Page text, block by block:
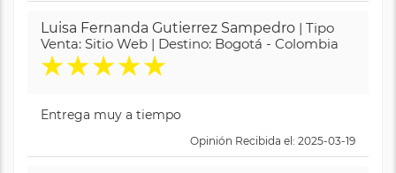
Luisa Fernanda Gutierrez Sampedro | Tipo
Venta: Sitio Web | Destino: Bogotá - Colombia
★★★★★
Entrega muy a tiempo
Opinión Recibida el: 2025-03-19